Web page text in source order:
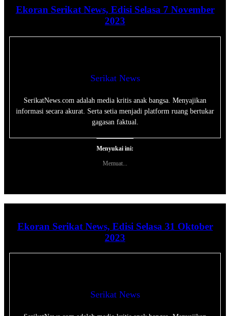
Ekoran Serikat News, Edisi Selasa 7 November
2023
Serikat News
SerikatNews.com adalah media kritis anak bangsa. Menyajikan
informasi secara akurat. Serta setia menjadi platform ruang bertukar
gagasan faktual.
Menyukai ini:
Memuat...
Ekoran Serikat News, Edisi Selasa 31 Oktober
2023
Serikat News